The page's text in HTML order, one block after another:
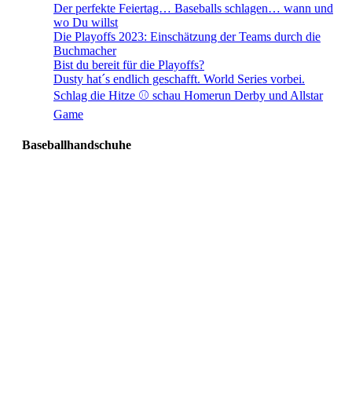
Der perfekte Feiertag… Baseballs schlagen… wann und
wo Du willst
Die Playoffs 2023: Einschätzung der Teams durch die
Buchmacher
Bist du bereit für die Playoffs?
Dusty hat´s endlich geschafft. World Series vorbei.
Schlag die Hitze ⚾️ schau Homerun Derby und Allstar
Game
Baseballhandschuhe